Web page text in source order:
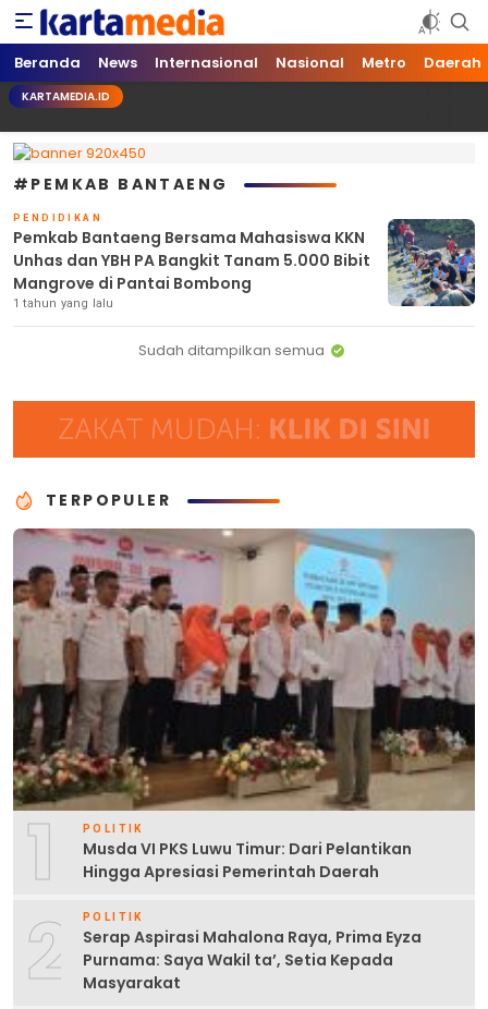
kartamedia.id
Jujur Mengabari
Beranda News Internasional Nasional Metro Daerah
KARTAMEDIA.ID
#PEMKAB BANTAENG
PENDIDIKAN
Pemkab Bantaeng Bersama Mahasiswa KKN
Unhas dan YBH PA Bangkit Tanam 5.000 Bibit
Mangrove di Pantai Bombong
1 tahun yang lalu
Sudah ditampilkan semua
TERPOPULER
1 POLITIK
Musda VI PKS Luwu Timur: Dari Pelantikan
Hingga Apresiasi Pemerintah Daerah
2 POLITIK
Serap Aspirasi Mahalona Raya, Prima Eyza
Purnama: Saya Wakil ta’, Setia Kepada
Masyarakat